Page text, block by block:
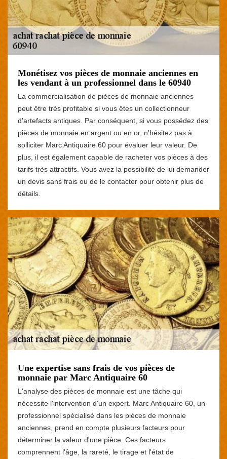
Monétisez vos pièces de monnaie anciennes en
les vendant à un professionnel dans le 60940
La commercialisation de pièces de monnaie anciennes
peut être très profitable si vous êtes un collectionneur
d'artefacts antiques. Par conséquent, si vous possédez des
pièces de monnaie en argent ou en or, n'hésitez pas à
solliciter Marc Antiquaire 60 pour évaluer leur valeur. De
plus, il est également capable de racheter vos pièces à des
tarifs très attractifs. Vous avez la possibilité de lui demander
un devis sans frais ou de le contacter pour obtenir plus de
détails.
Une expertise sans frais de vos pièces de
monnaie par Marc Antiquaire 60
L'analyse des pièces de monnaie est une tâche qui
nécessite l'intervention d'un expert. Marc Antiquaire 60, un
professionnel spécialisé dans les pièces de monnaie
anciennes, prend en compte plusieurs facteurs pour
déterminer la valeur d'une pièce. Ces facteurs
comprennent l'âge, la rareté, le tirage et l'état de